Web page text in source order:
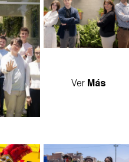
Ver Más
005.jpg byron_match-006.jpg